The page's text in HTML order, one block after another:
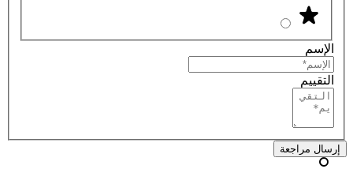
الإسم
التقييم
إرسال مراجعة